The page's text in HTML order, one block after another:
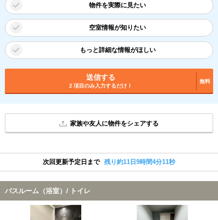
物件を実際に見たい
空室情報が知りたい
もっと詳細な情報がほしい
送信する
2 項目のみ入力するだけ！
無料
家族や友人に物件をシェアする
次回更新予定日まで 残り約11日9時間4分10秒
バスルーム（浴室）/ トイレ